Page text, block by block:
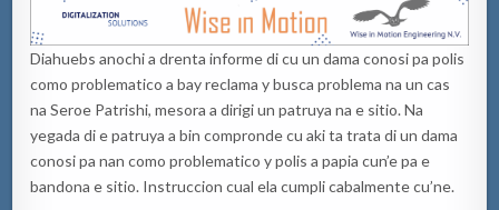
Diahuebs anochi a drenta informe di cu un dama conosi pa polis
como problematico a bay reclama y busca problema na un cas
na Seroe Patrishi, mesora a dirigi un patruya na e sitio. Na
yegada di e patruya a bin compronde cu aki ta trata di un dama
conosi pa nan como problematico y polis a papia cun’e pa e
bandona e sitio. Instruccion cual ela cumpli cabalmente cu’ne.